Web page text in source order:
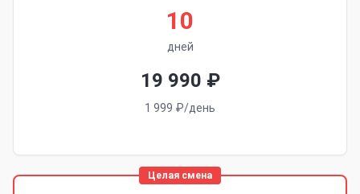
10
дней
19 990 ₽
1 999 ₽/день
Целая смена